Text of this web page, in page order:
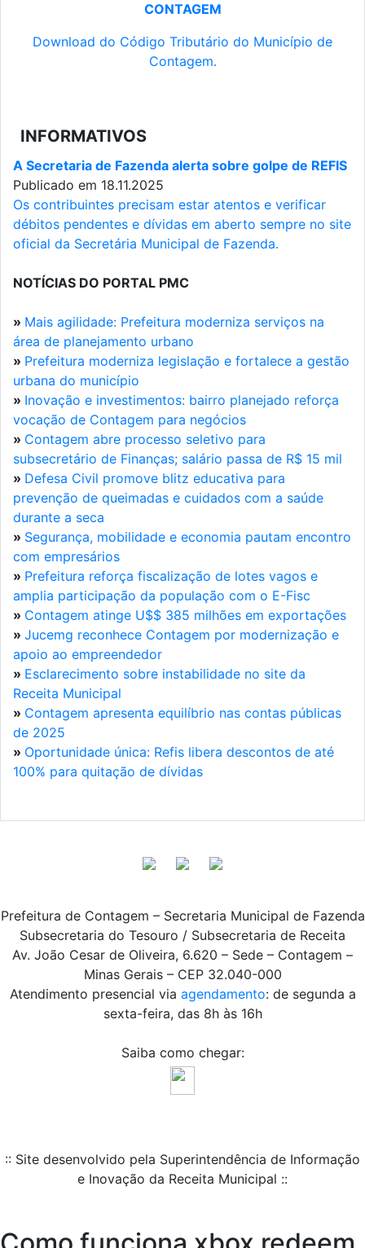
CONTAGEM
Download do Código Tributário do Município de
Contagem.
INFORMATIVOS
A Secretaria de Fazenda alerta sobre golpe de REFIS
Publicado em 18.11.2025
Os contribuintes precisam estar atentos e verificar
débitos pendentes e dívidas em aberto sempre no site
oficial da Secretária Municipal de Fazenda.
NOTÍCIAS DO PORTAL PMC
» Mais agilidade: Prefeitura moderniza serviços na
área de planejamento urbano
» Prefeitura moderniza legislação e fortalece a gestão
urbana do município
» Inovação e investimentos: bairro planejado reforça
vocação de Contagem para negócios
» Contagem abre processo seletivo para
subsecretário de Finanças; salário passa de R$ 15 mil
» Defesa Civil promove blitz educativa para
prevenção de queimadas e cuidados com a saúde
durante a seca
» Segurança, mobilidade e economia pautam encontro
com empresários
» Prefeitura reforça fiscalização de lotes vagos e
amplia participação da população com o E-Fisc
» Contagem atinge U$$ 385 milhões em exportações
» Jucemg reconhece Contagem por modernização e
apoio ao empreendedor
» Esclarecimento sobre instabilidade no site da
Receita Municipal
» Contagem apresenta equilíbrio nas contas públicas
de 2025
» Oportunidade única: Refis libera descontos de até
100% para quitação de dívidas
Prefeitura de Contagem – Secretaria Municipal de Fazenda
Subsecretaria do Tesouro / Subsecretaria de Receita
Av. João Cesar de Oliveira, 6.620 – Sede – Contagem –
Minas Gerais – CEP 32.040-000
Atendimento presencial via agendamento: de segunda a
sexta-feira, das 8h às 16h
Saiba como chegar:
:: Site desenvolvido pela Superintendência de Informação
e Inovação da Receita Municipal ::